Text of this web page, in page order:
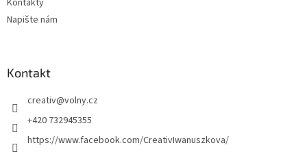
Kontakty
Napište nám
Kontakt
creativ@volny.cz
+420 732945355
https://www.facebook.com/CreativIwanuszkova/